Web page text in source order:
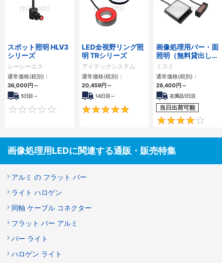
スポット照明 HLV3
シリーズ
シーシーエス
通常価格(税別)：
36,000 円 ～
5日目～
0
LED全視野リング照
明 TRシリーズ
アイテックシステム
通常価格(税別)：
20,459円 ～
14日目～
5
画像処理用バー・面
照明（無料貸出し対
応）
ミスミ
通常価格(税別)：
26,400 円 ～
在庫品1日目
当日出荷可能
画像処理用LEDに関連する通販・販売特集
アルミ の フラット バー
ライト ハロゲン
同軸 ケーブル コネクター
フラット バー アルミ
バー ライト
ハロゲン ライト